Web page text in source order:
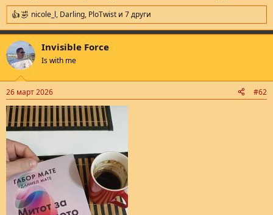
R
e
a
c
t
i
s
:
nicole_l, Darling, PloTwist и 7 други
Invisible Force
Is with me
26 март 2026 #62